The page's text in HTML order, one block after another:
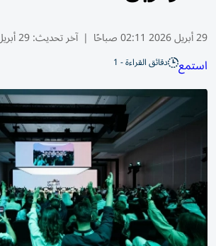
29 أبريل 2026 02:11 صباحًا | آخر تحديث:29 أبريل 02:12 2026
استمع دقائق القراءة - 1